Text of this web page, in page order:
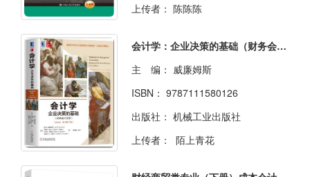
上传者： 陈陈陈
会计学：企业决策的基础（财务会计分册）（英文版·原书第17版）
主 编： 威廉姆斯
ISBN： 9787111580126
出版社： 机械工业出版社
上传者：
陌上青花